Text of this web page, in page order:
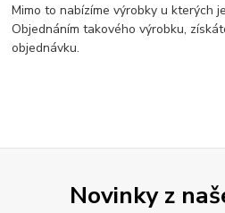
Mimo to nabízíme výrobky u kterých
Objednáním takového výrobku,
objednávku.
Novinky z